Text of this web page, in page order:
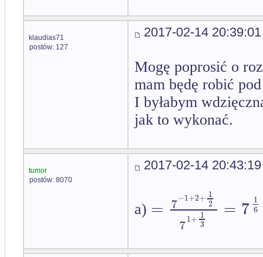
klaudias71
postów: 127
2017-02-14 20:39:01
Mogę poprosić o
mam będę robić
I byłabym
jak to wykonać.
tumor
postów: 8070
2017-02-14 20:43:19
a) = 7−1+2+ 1
2
71+ 1
3
= 7 1
6